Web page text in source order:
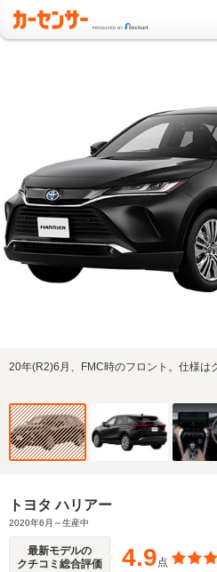
20年(R2)6月、FMC時のフロント。仕様は
トヨタ ハリアー
2020年6月～生産中
最新モデルの
クチコミ総合評価
4.9点